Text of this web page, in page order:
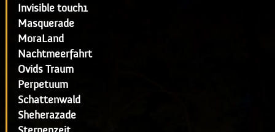
Invisible touch1
Masquerade
MoraLand
Nachtmeerfahrt
Ovids Traum
Perpetuum
Schattenwald
Sheherazade